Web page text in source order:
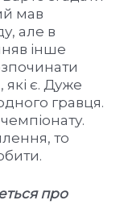
мав
але в
інше
є. Дуже
гравця.
то
про